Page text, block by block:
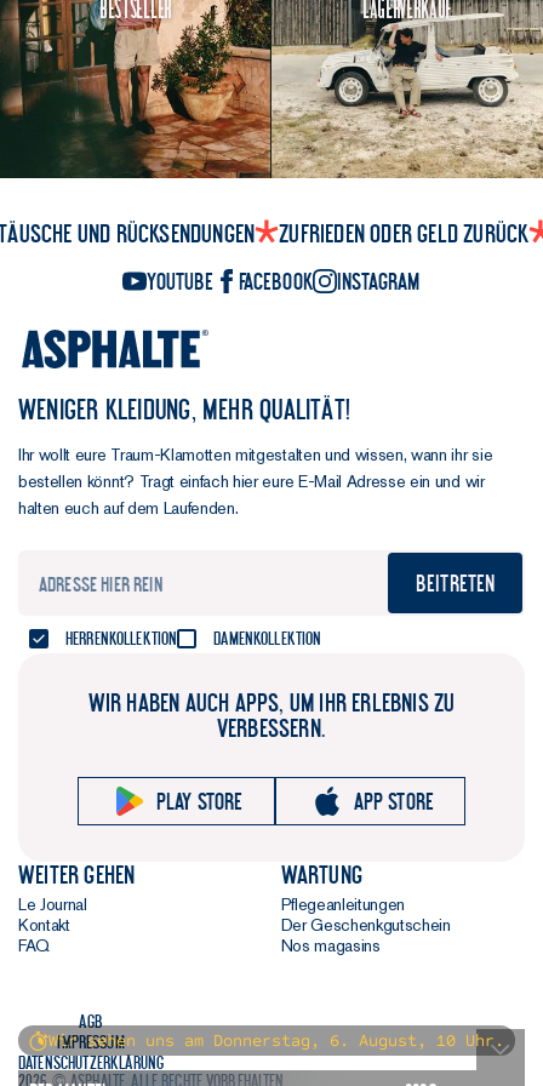
Wir sehen uns am Donnerstag, 6. August, 10 Uhr.
Druckknopf,
das
Taschenfutter
ist verstärkt
und der
Mantel ist
etwas länger.
also sagen,
Version ein
kleines Stück
von euch
sie ist
ziemlich nah
dran an
Danke dafür!
Bestseller Lagerverkauf
und Rücksendungen Zufrieden oder Geld zurück
YouTube Facebook Instagram
WENIGER KLEIDUNG, MEHR QUALITÄT!
Ihr wollt eure Traum-Klamotten mitgestalten und wissen, wann ihr sie
bestellen könnt? Tragt einfach hier eure E-Mail Adresse ein und wir
halten euch auf dem Laufenden.
Beitreten
Herrenkollektion Damenkollektion
WIR HABEN AUCH APPS, UM IHR ERLEBNIS ZU
VERBESSERN.
Play store App store
Weiter gehen
Le Journal
Kontakt
FAQ
Wartung
Pflegeanleitungen
Der Geschenkgutschein
Nos magasins
AGB
Impressum
Datenschutzerklärung
2026 © Asphalte. Alle Rechte vorbehalten.